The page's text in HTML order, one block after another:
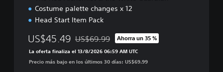
Costume palette changes x 12
Head Start Item Pack
US$45.49 Rebajado del precio original de US$69.99
US$69.99 Ahorra un 35 %
La oferta finaliza el 13/8/2026 06:59 AM UTC
Precio más bajo en los últimos 30 días: US$69.99